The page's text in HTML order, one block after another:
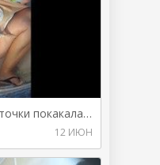
Дамочка присев на корточки покакала в туалете
12 ИЮН